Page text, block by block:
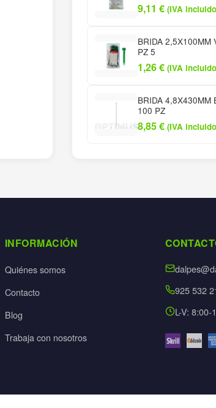
9,11 € (IVA
BRIDA 2,5X100MM
PZ 5
1,26€ (IVA
BRIDA 4,8X430MM
100 PZ
8,85€ (IVA
INFORMACIÓN
Quiénes somos
Contacto
Blog
Trabaja con nosotros
925 532
L-V: 8:00-